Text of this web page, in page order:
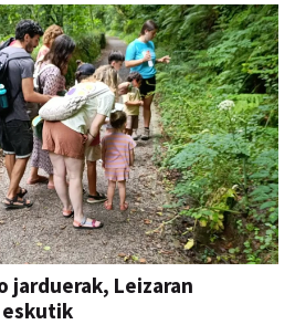
jarduerak, Leizaran